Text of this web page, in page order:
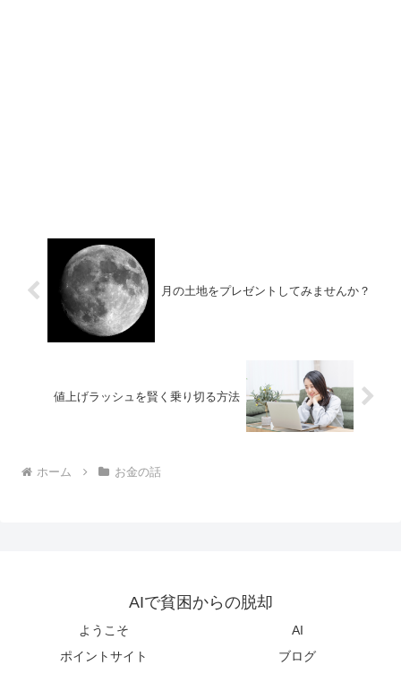
月の土地をプレゼントしてみませんか？
値上げラッシュを賢く乗り切る方法
ホーム お金の話
AIで貧困からの脱却
ようこそ
AI
ポイントサイト
ブログ